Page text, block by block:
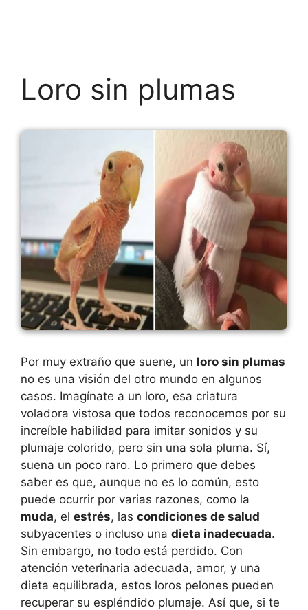
Loro sin plumas
Por muy extraño que suene, un loro sin plumas
no es una visión del otro mundo en algunos
casos. Imagínate a un loro, esa criatura
voladora vistosa que todos reconocemos por su
increíble habilidad para imitar sonidos y su
plumaje colorido, pero sin una sola pluma. Sí,
suena un poco raro. Lo primero que debes
saber es que, aunque no es lo común, esto
puede ocurrir por varias razones, como la
muda, el estrés, las condiciones de salud
subyacentes o incluso una dieta inadecuada.
Sin embargo, no todo está perdido. Con
atención veterinaria adecuada, amor, y una
dieta equilibrada, estos loros pelones pueden
recuperar su espléndido plumaje. Así que, si te